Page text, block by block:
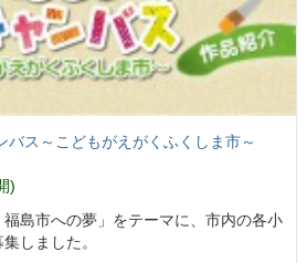
ス～こどもがえがくふくしま市～
)
島市への夢」をテーマに、市内の各小
しました。